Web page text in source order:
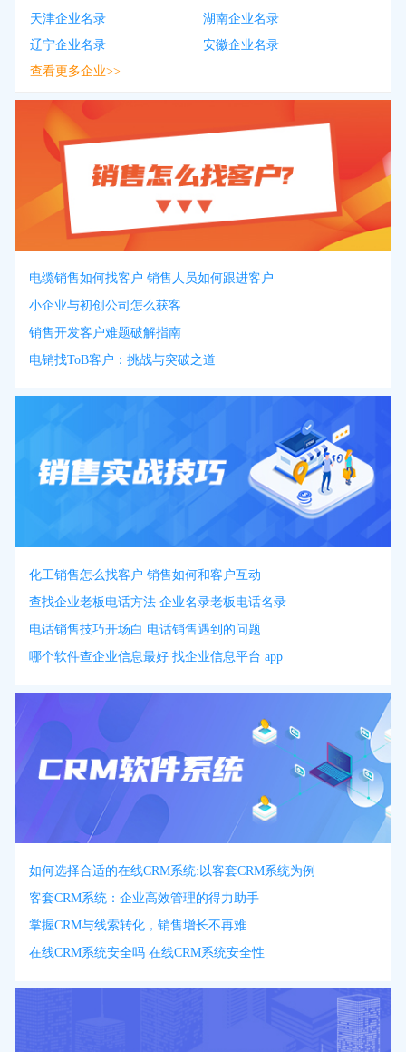
天津企业名录
湖南企业名录
辽宁企业名录
安徽企业名录
查看更多企业>>
电缆销售如何找客户 销售人员如何跟进客户
小企业与初创公司怎么获客
销售开发客户难题破解指南
电销找ToB客户：挑战与突破之道
化工销售怎么找客户 销售如何和客户互动
查找企业老板电话方法 企业名录老板电话名录
电话销售技巧开场白 电话销售遇到的问题
哪个软件查企业信息最好 找企业信息平台 app
如何选择合适的在线CRM系统:以客套CRM系统为例
客套CRM系统：企业高效管理的得力助手
掌握CRM与线索转化，销售增长不再难
在线CRM系统安全吗 在线CRM系统安全性